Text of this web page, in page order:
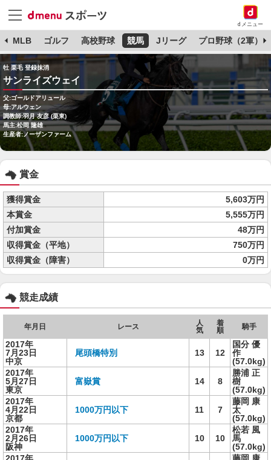
dメニュー
MLB ゴルフ 高校野球 競馬 Jリーグ プロ野球（2軍）
牡 栗毛 登録抹消
サンライズウェイ
父:ゴールドアリュール
母:アルウェン
調教師:羽月 友彦 (栗東)
馬主:松岡 隆雄
生産者:ノーザンファーム
賞金
獲得賞金
5,603万円
本賞金
5,555万円
付加賞金
48万円
収得賞金（平地）
750万円
収得賞金（障害）
0万円
競走成績
年月日 レース
人
気
着
順
騎手
2017年
7月23日
中京
尾頭橋特別 13 12
国分 優
作
(57.0kg)
2017年
5月27日
東京
富嶽賞 14 8
勝浦 正
樹
(57.0kg)
2017年
4月22日
京都
1000万円以下 11 7
藤岡 康
太
(57.0kg)
2017年
2月26日
阪神
1000万円以下 10 10
松若 風
馬
(57.0kg)